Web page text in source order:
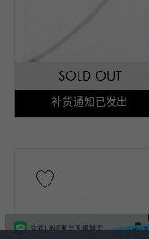
SOLD OUT
补货通知已发出